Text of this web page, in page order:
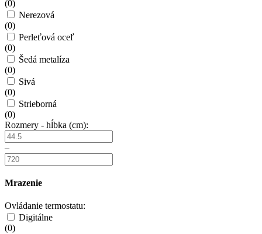
(0)
Nerezová
(0)
Perleťová oceľ
(0)
Šedá metalíza
(0)
Sivá
(0)
Strieborná
(0)
Rozmery - hĺbka (cm):
–
Mrazenie
Ovládanie termostatu:
Digitálne
(0)